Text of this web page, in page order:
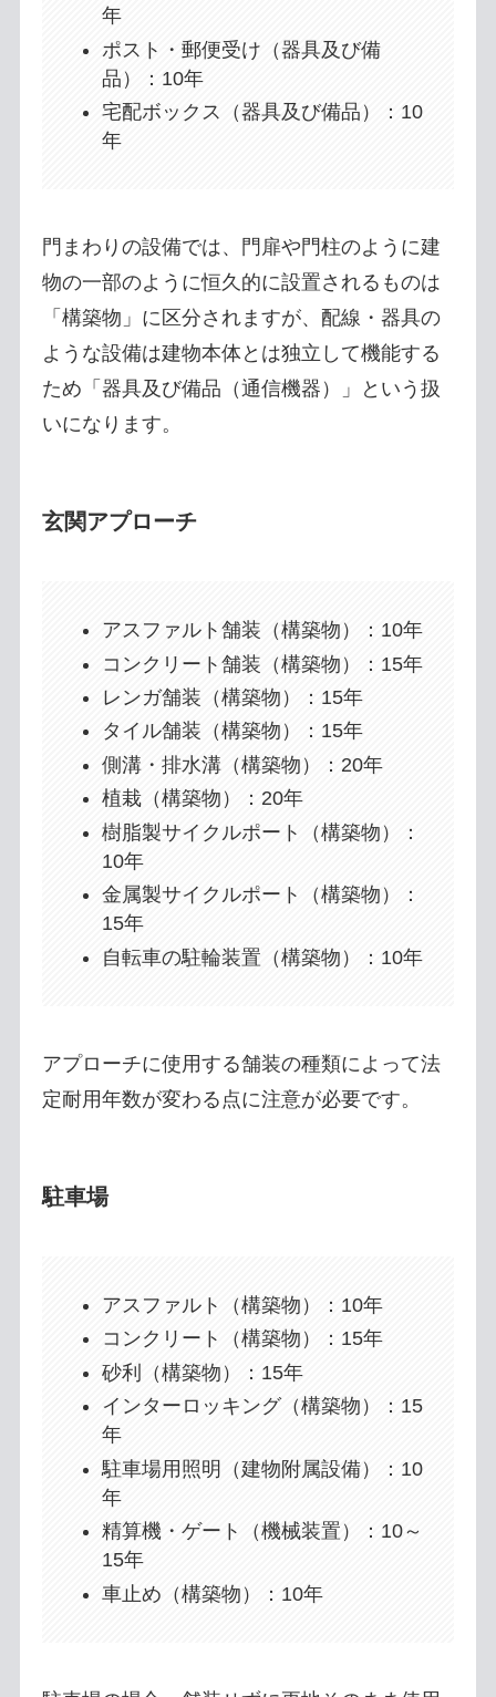
年
ポスト・郵便受け（器具及び備
品）：10年
宅配ボックス（器具及び備品）：10
年
門まわりの設備では、門扉や門柱のように建
物の一部のように恒久的に設置されるものは
「構築物」に区分されますが、配線・器具の
ような設備は建物本体とは独立して機能する
ため「器具及び備品（通信機器）」という扱
いになります。
玄関アプローチ
アスファルト舗装（構築物）：10年
コンクリート舗装（構築物）：15年
レンガ舗装（構築物）：15年
タイル舗装（構築物）：15年
側溝・排水溝（構築物）：20年
植栽（構築物）：20年
樹脂製サイクルポート（構築物）：
10年
金属製サイクルポート（構築物）：
15年
自転車の駐輪装置（構築物）：10年
アプローチに使用する舗装の種類によって法
定耐用年数が変わる点に注意が必要です。
駐車場
アスファルト（構築物）：10年
コンクリート（構築物）：15年
砂利（構築物）：15年
インターロッキング（構築物）：15
年
駐車場用照明（建物附属設備）：10
年
精算機・ゲート（機械装置）：10～
15年
車止め（構築物）：10年